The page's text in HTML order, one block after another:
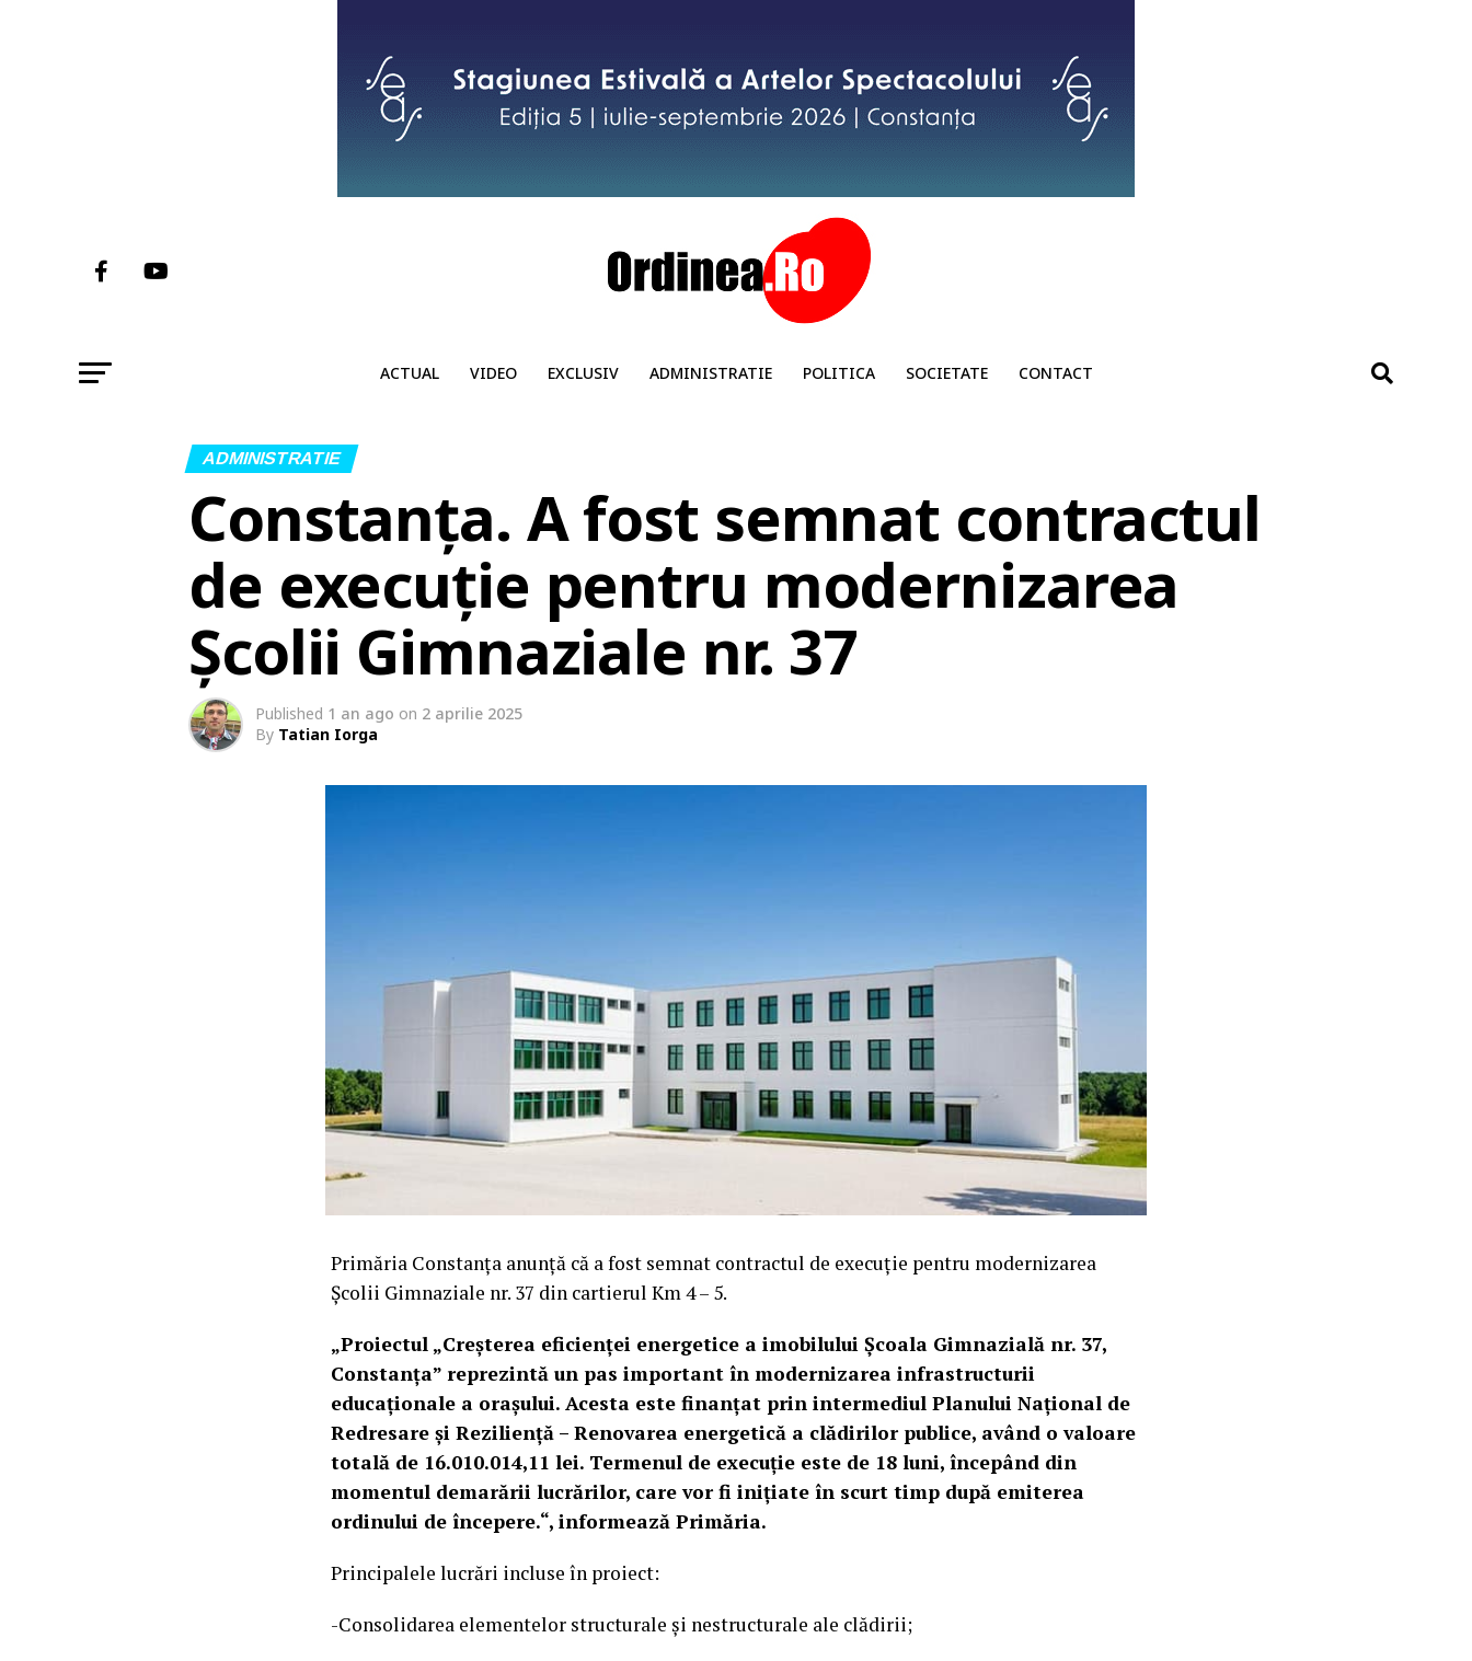
ACTUAL VIDEO EXCLUSIV ADMINISTRATIE POLITICA SOCIETATE CONTACT
ADMINISTRATIE
Constanța. A fost semnat contractul
de execuție pentru modernizarea
Școlii Gimnaziale nr. 37
Published 1 an ago on 2 aprilie 2025
By Tatian Iorga
Primăria Constanța anunță că a fost semnat contractul de execuție pentru modernizarea
Școlii Gimnaziale nr. 37 din cartierul Km 4 – 5.
„Proiectul „Creșterea eficienței energetice a imobilului Școala Gimnazială nr. 37,
Constanța” reprezintă un pas important în modernizarea infrastructurii
educaționale a orașului. Acesta este finanțat prin intermediul Planului Național de
Redresare și Reziliență – Renovarea energetică a clădirilor publice, având o valoare
totală de 16.010.014,11 lei. Termenul de execuție este de 18 luni, începând din
momentul demarării lucrărilor, care vor fi inițiate în scurt timp după emiterea
ordinului de începere.“, informează Primăria.
Principalele lucrări incluse în proiect:
-Consolidarea elementelor structurale și nestructurale ale clădirii;